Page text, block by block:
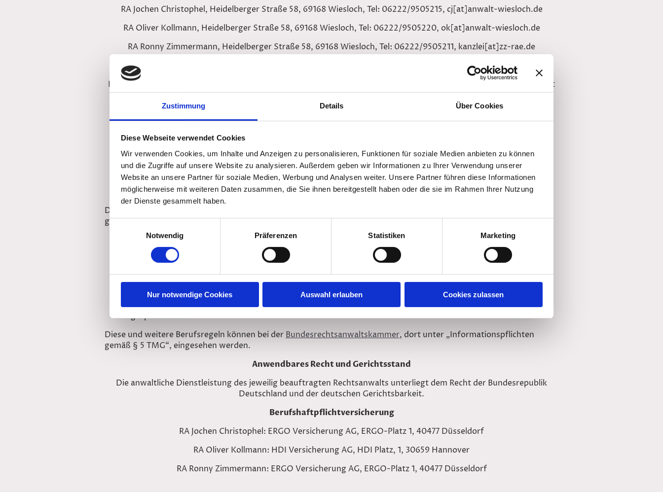
Zustimmung Details Über Cookies
Diese Webseite verwendet Cookies
Wir verwenden Cookies, um Inhalte und Anzeigen zu personalisieren, Funktionen für soziale Medien anbieten zu können
und die Zugriffe auf unsere Website zu analysieren. Außerdem geben wir Informationen zu Ihrer Verwendung unserer
Website an unsere Partner für soziale Medien, Werbung und Analysen weiter. Unsere Partner führen diese Informationen
möglicherweise mit weiteren Daten zusammen, die Sie ihnen bereitgestellt haben oder die sie im Rahmen Ihrer Nutzung
der Dienste gesammelt haben.
Notwendig
Präferenzen Statistiken Marketing
Nur notwendige Cookies Auswahl erlauben Cookies zulassen
RA Jochen Christophel, Heidelberger Straße 58, 69168 Wiesloch, Tel: 06222/9505215, cj[at]anwalt-wiesloch.de
RA Oliver Kollmann, Heidelberger Straße 58, 69168 Wiesloch, Tel: 06222/9505220, ok[at]anwalt-wiesloch.de
RA Ronny Zimmermann, Heidelberger Straße 58, 69168 Wiesloch, Tel: 06222/9505211, kanzlei[at]zz-rae.de
Die Rechtsanwälte Christophel, Kollmann und Zimmermann sind in der Bundesrepublik Deutschland als Rechtsanwalt
zugelassen und gehören der Rechtsanwaltskammer Karlsruhe an. Die Datenbank der Bundesrechtsanwaltskammer
enthält die Zulassungsdetails der einzelnen Anwälte.
Umsatzsteuer-ID:
RA Ronny Zimmermann: DE153460378
Berufsrechtliche Regelungen
Die gesetzliche Berufsbezeichnung "Rechtsanwalt" wurde jeweils in der Bundesrepublik Deutschland verliehen. Es
gelten folgende berufsrechtliche Regelungen:
– Bundesrechtsanwaltsordnung
- Berufsordnung für Rechtsanwälte
Fachanwaltsordnung (
RVG- Gesetz über die Vergütung der Rechtsanwältinnen und Rechtsanwälte
Berufsregeln der Rechtsanwälte der Europäischen Gemeinschaft (CCBE)
Gesetz über die Tätigkeit europäischer Rechtsanwälte in Deutschland (
Law Implementing the Directives of the European Community pertaining to the professional law regulating the
legal profession
Diese und weitere Berufsregeln können bei der Bundesrechtsanwaltskammer, dort unter „Informationspflichten
gemäß § 5 TMG“, eingesehen werden.
Anwendbares Recht und Gerichtsstand
Die anwaltliche Dienstleistung des jeweilig beauftragten Rechtsanwalts unterliegt dem Recht der Bundesrepublik
Deutschland und der deutschen Gerichtsbarkeit.
Berufshaftpflichtversicherung
RA Jochen Christophel: ERGO Versicherung AG, ERGO-Platz 1, 40477 Düsseldorf
RA Oliver Kollmann: HDI Versicherung AG, HDI Platz, 1, 30659 Hannover
RA Ronny Zimmermann: ERGO Versicherung AG, ERGO-Platz 1, 40477 Düsseldorf